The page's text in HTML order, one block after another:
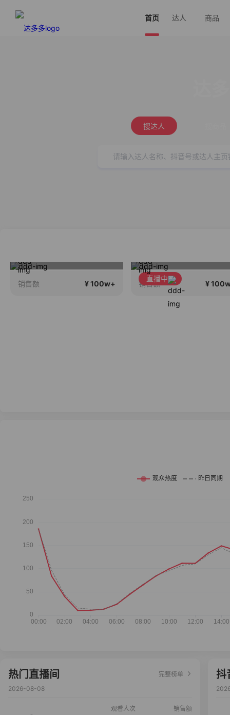
首页 达人 商品
搜达人
直播中
销售额 ¥ 100w+
直播中
销售额 ¥
热门直播间
完整榜单
2026-08-08
观看人次 销售额
抖